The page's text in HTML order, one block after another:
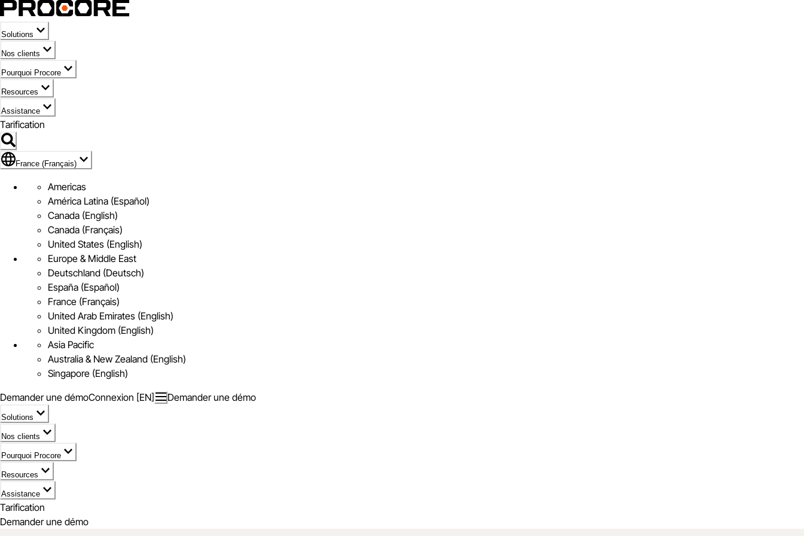
Solutions
Nos clients
Pourquoi Procore
Resources
Assistance
Tarification
Pavillon de France (Français)
France (Français)
Americas
América Latina (Español)
Canada (English)
Canada (Français)
United States (English)
Europe & Middle East
Deutschland (Deutsch)
España (Español)
France (Français)
United Arab Emirates (English)
United Kingdom (English)
Asia Pacific
Australia & New Zealand (English)
Singapore (English)
Demander une démoConnexion [EN] Demander une démo
Solutions
Nos clients
Pourquoi Procore
Resources
Assistance
Tarification
Demander une démo